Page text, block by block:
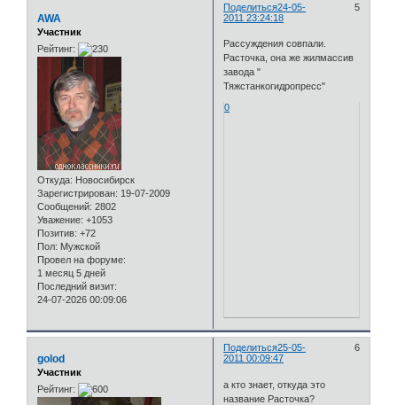
Поделиться 5
24-05-
2011 23:24:18
AWA
Участник
Рейтинг:
Откуда: Новосибирск
Зарегистрирован: 19-07-2009
Сообщений: 2802
Уважение: +1053
Позитив: +72
Пол: Мужской
Провел на форуме:
1 месяц 5 дней
Последний визит:
24-07-2026 00:09:06
Рассуждения совпали.
Расточка, она же жилмассив
завода "
Тяжстанкогидропресс"
0
Поделиться 6
25-05-
2011 00:09:47
golod
Участник
Рейтинг:
а кто знает, откуда это
название Расточка?